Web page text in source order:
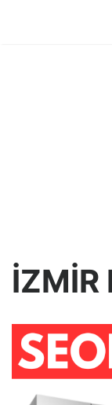
İZMİR